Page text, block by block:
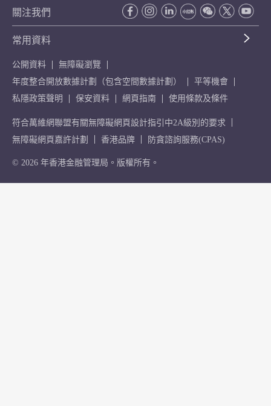
關注我們
常用資料
公開資料
無障礙瀏覽
年度整合開放數據計劃（包含空間數據計劃）
平等機會
私隱政策聲明
保安資料 網頁指南 使用條款及條件
符合萬維網聯盟有關無障礙網頁設計指引中2A級別的要求
無障礙網頁嘉許計劃
香港品牌 防貪諮詢服務(CPAS)
© 2026 年香港金融管理局。版權所有。